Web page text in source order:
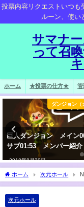
投票内容リクエストいつ
ルーン、使
サマナ
って召
ホーム ★投票の仕方★ 管
ルール、不具合、初心
絵で見てわかるサマナー
用語一覧（随時追加）
2018年9月25日
ホーム 次元ホール
スター
次元ホール